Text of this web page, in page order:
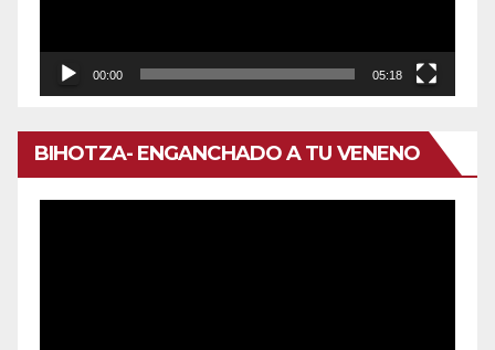
00:00 05:18
BIHOTZA- ENGANCHADO A TU VENENO